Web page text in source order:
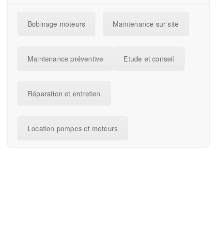
Bobinage moteurs Maintenance sur site
Maintenance préventive Etude et conseil
Réparation et entretien
Location pompes et moteurs